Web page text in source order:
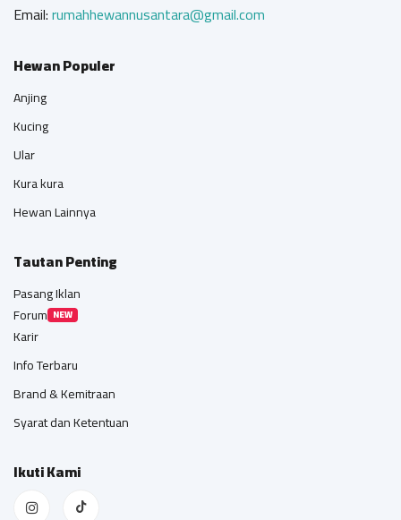
Email:rumahhewannusantara@gmail.com
Hewan Populer
Anjing
Kucing
Ular
Kura kura
Hewan Lainnya
Tautan Penting
Pasang Iklan
Forum NEW
Karir
Info Terbaru
Brand & Kemitraan
Syarat dan Ketentuan
Ikuti Kami